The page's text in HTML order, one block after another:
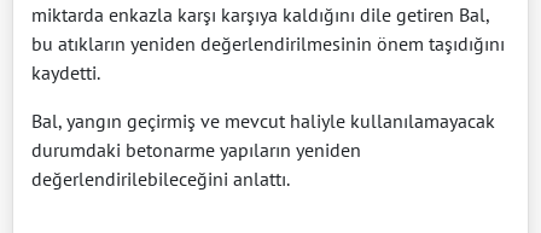
miktarda enkazla karşı karşıya kaldığını dile getiren Bal,
bu atıkların yeniden değerlendirilmesinin önem taşıdığını
kaydetti.
Bal, yangın geçirmiş ve mevcut haliyle kullanılamayacak
durumdaki betonarme yapıların yeniden
değerlendirilebileceğini anlattı.